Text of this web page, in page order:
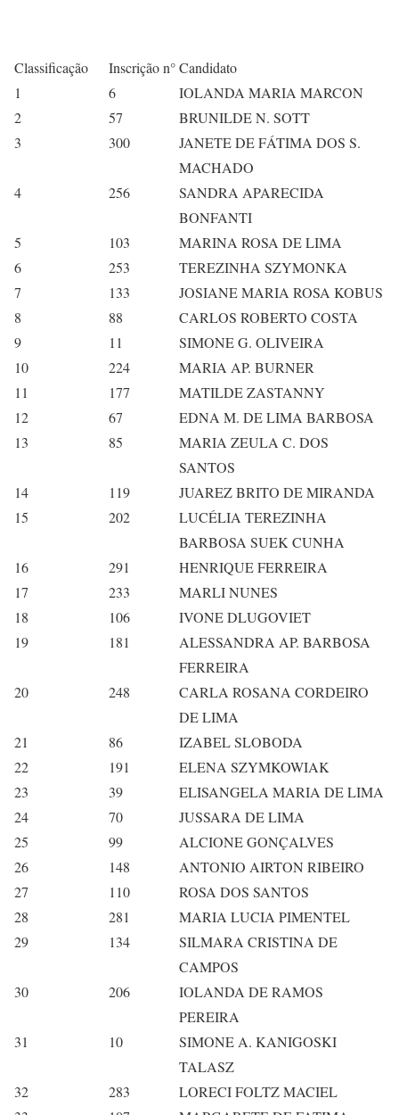
Classificação Inscrição n°Candidato
1
6
IOLANDA MARIA MARCON
2
57
BRUNILDE N. SOTT
3
300
JANETE DE FÁTIMA DOS S.
MACHADO
4
256
SANDRA APARECIDA
BONFANTI
5
103
MARINA ROSA DE LIMA
6
253
TEREZINHA SZYMONKA
7
133
JOSIANE MARIA ROSA KOBUS
8
88
CARLOS ROBERTO COSTA
9
11
SIMONE G. OLIVEIRA
10
224
MARIA AP. BURNER
11
177
MATILDE ZASTANNY
12
67
EDNA M. DE LIMA BARBOSA
13
85
MARIA ZEULA C. DOS
SANTOS
14
119
JUAREZ BRITO DE MIRANDA
15
202
LUCÉLIA TEREZINHA
BARBOSA SUEK CUNHA
16
291
HENRIQUE FERREIRA
17
233
MARLI NUNES
18
106
IVONE DLUGOVIET
19
181
ALESSANDRA AP. BARBOSA
FERREIRA
20
248
CARLA ROSANA CORDEIRO
DE LIMA
21
86
IZABEL SLOBODA
22
191
ELENA SZYMKOWIAK
23
39
ELISANGELA MARIA DE LIMA
24
70
JUSSARA DE LIMA
25
99
ALCIONE GONÇALVES
26
148
ANTONIO AIRTON RIBEIRO
27
110
ROSA DOS SANTOS
28
281
MARIA LUCIA PIMENTEL
29
134
SILMARA CRISTINA DE
CAMPOS
30
206
IOLANDA DE RAMOS
PEREIRA
31
10
SIMONE A. KANIGOSKI
TALASZ
32
283
LORECI FOLTZ MACIEL